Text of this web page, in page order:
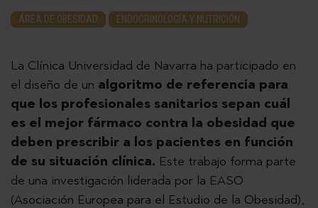
ÁREA DE OBESIDAD ENDOCRINOLOGÍA Y NUTRICIÓN
La Clínica Universidad de Navarra ha participado en
el diseño de un algoritmo de referencia para
que los profesionales sanitarios sepan cuál
es el mejor fármaco contra la obesidad que
deben prescribir a los pacientes en función
de su situación clínica. Este trabajo forma parte
de una investigación liderada por la EASO
(Asociación Europea para el Estudio de la Obesidad),